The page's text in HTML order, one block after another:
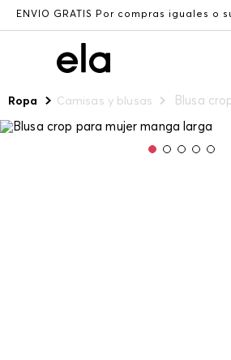
ENVÍO GRATIS Por compras iguales o
Ropa Camisas y blusas